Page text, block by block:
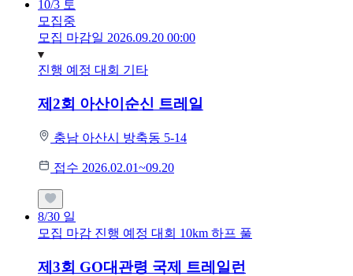
10/3 토
모집중
모집 마감일 2026.09.20 00:00
진행 예정 대회 기타
제2회 아산이순신 트레일
충남 아산시 방축동 5-14
접수 2026.02.01~09.20
8/30 일
모집 마감 진행 예정 대회 10km 하프 풀
제3회 GO대관령 국제 트레일런